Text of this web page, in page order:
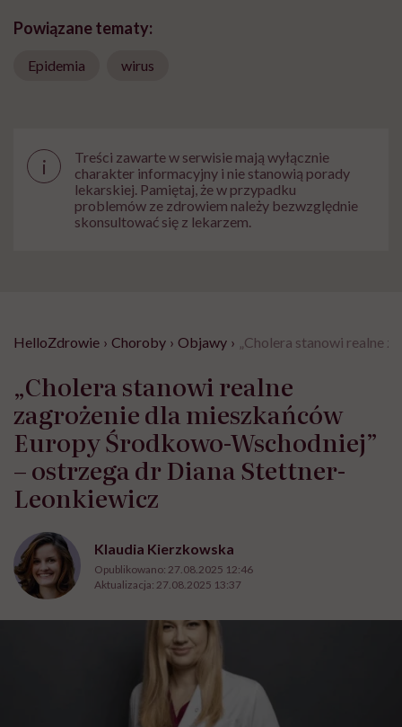
Powiązane tematy:
Epidemia wirus
i
Treści zawarte w serwisie mają wyłącznie
charakter informacyjny i nie stanowią porady
lekarskiej. Pamiętaj, że w przypadku
problemów ze zdrowiem należy bezwzględnie
skonsultować się z lekarzem.
HelloZdrowie › Choroby › Objawy › „Cholera stanowi realne
„Cholera stanowi realne
zagrożenie dla mieszkańców
Europy Środkowo-Wschodniej”
– ostrzega dr Diana Stettner-
Leonkiewicz
Klaudia Kierzkowska
Opublikowano: 27.08.2025 12:46
Aktualizacja: 27.08.2025 13:37